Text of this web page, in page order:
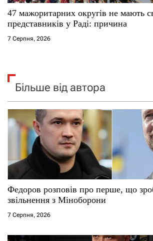
47 мажоритарних округів не мають
представників у Раді: причина
7 Серпня, 2026
Більше від автора
Федоров розповів про перше, що
звільнення з Міноборони
7 Серпня, 2026